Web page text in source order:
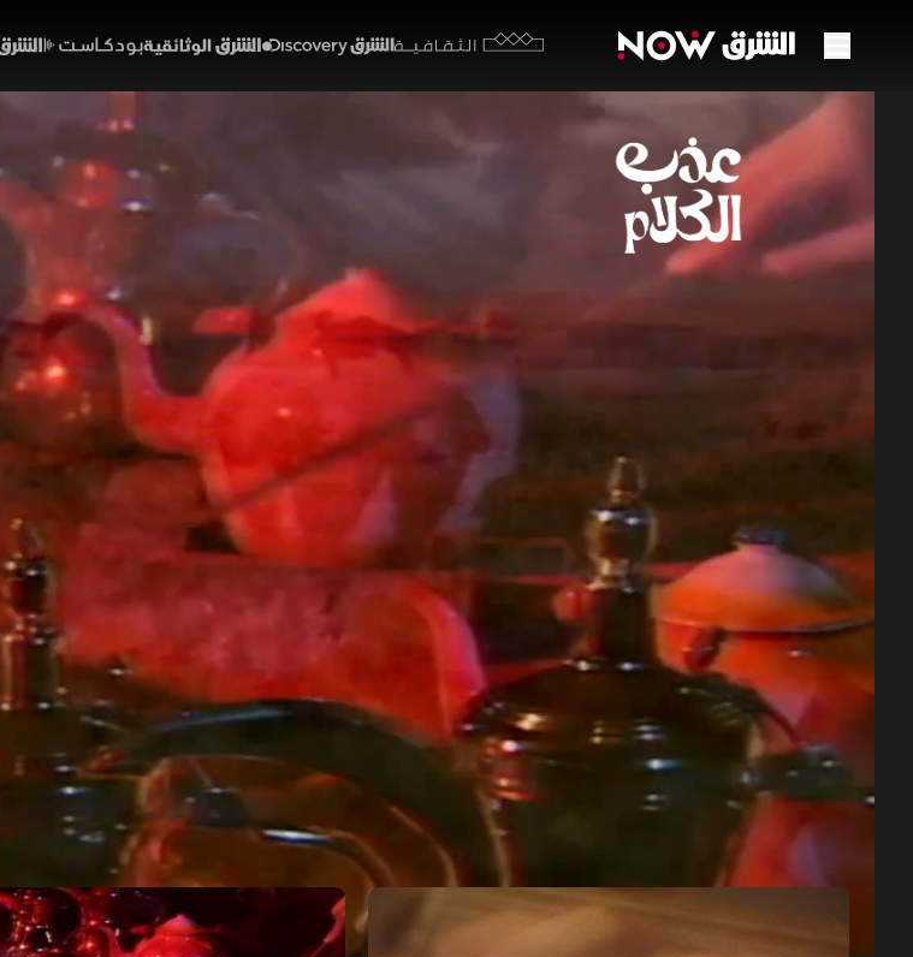
الثقافية
auto
الشعر يولد من القلق
تعريف القصيدة
ثقافة
عذب الكلام الحلقة 10
استعاد الشيخ حمد بن سعود آل ثاني معنى
وأوضح أن الشاعر لا يكتب طلبًا للشهرة، بل ليعبّر عما
يقوم الشعر بدونهما، مشددًا على أن الغزل يظل
والوجدان.
حلقات الموسم 2